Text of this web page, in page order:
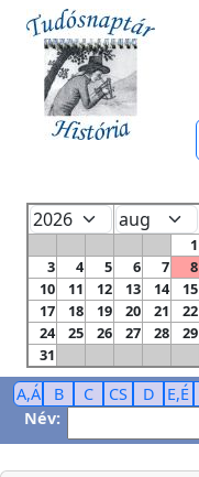
1
3
4 5 6 7 8
10
11 12 13 14 15
17
18 19 20 21 22
24
25 26 27 28 29
31
A,Á B C CS D E,É
Név: